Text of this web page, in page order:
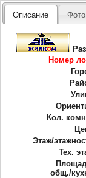
Описание Фото
Номер
Кол.
Этаж/
Тех.
общ./